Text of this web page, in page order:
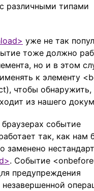
различными типами
уже не так
тоже должно
но и в этом
к элементу
чтобы обнаружить,
из нашего
событие
так, как нам
заменено
. Событие
предупреждения
незавершенной